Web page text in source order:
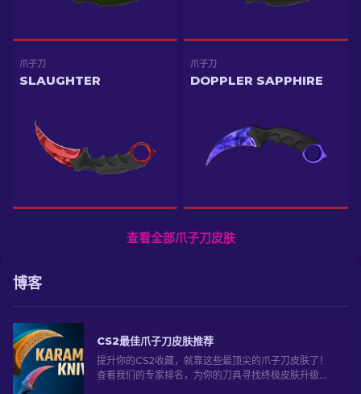
爪子刀
SLAUGHTER
爪子刀
DOPPLER SAPPHIRE
查看全部爪子刀皮肤
博客
CS2最佳爪子刀皮肤推荐
提升你的CS2收藏，就靠这些最顶尖的爪子刀皮肤了！
查看我们的专家排名，为你的刀具寻找终极皮肤升级